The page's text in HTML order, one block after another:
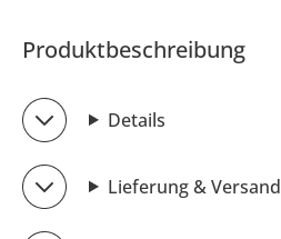
Produktbeschreibung
Details
Lieferung & Versand